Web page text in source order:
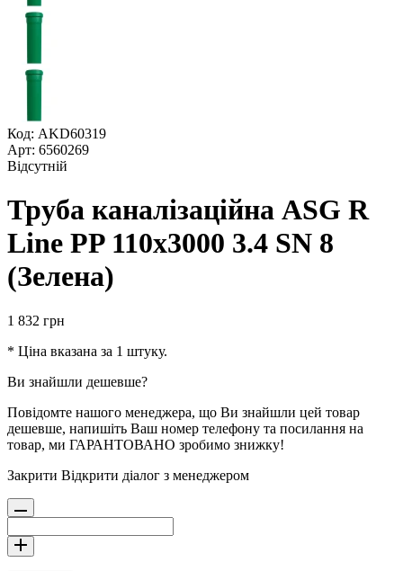
Код: AKD60319
Арт: 6560269
Відсутній
Труба каналізаційна ASG R
Line PP 110x3000 3.4 SN 8
(Зелена)
1 832 грн
* Ціна вказана за 1 штуку.
Ви знайшли дешевше?
Повідомте нашого менеджера, що Ви знайшли цей товар
дешевше, напишіть Ваш номер телефону та посилання на
товар, ми ГАРАНТОВАНО зробимо знижку!
Закрити Відкрити діалог з менеджером